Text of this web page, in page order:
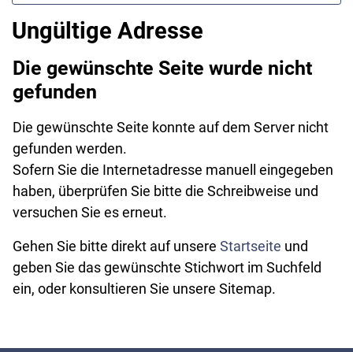
Ungültige Adresse
Die gewünschte Seite wurde nicht
gefunden
Die gewünschte Seite konnte auf dem Server nicht
gefunden werden.
Sofern Sie die Internetadresse manuell eingegeben
haben, überprüfen Sie bitte die Schreibweise und
versuchen Sie es erneut.
Gehen Sie bitte direkt auf unsere Startseite und
geben Sie das gewünschte Stichwort im Suchfeld
ein, oder konsultieren Sie unsere Sitemap.